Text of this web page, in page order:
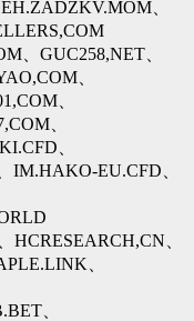
、
、GUC258,NET、
、
、
、
、
IM.HAKO-EU.CFD、
HCRESEARCH,CN、
、
、